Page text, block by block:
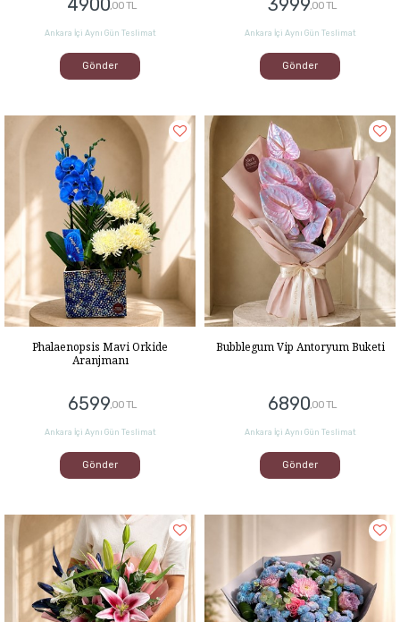
4900,00 TL
Ankara İçi Aynı Gün Teslimat
Gönder
3999,00 TL
Ankara İçi Aynı Gün Teslimat
Gönder
Phalaenopsis Mavi Orkide
Aranjmanı
6599,00 TL
Ankara İçi Aynı Gün Teslimat
Gönder
Bubblegum Vip Antoryum Buketi
6890,00 TL
Ankara İçi Aynı Gün Teslimat
Gönder